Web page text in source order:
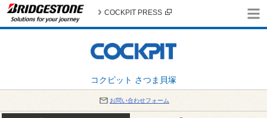
コクピット さつま貝塚
COCKPIT PRESS
お問い合わせフォーム